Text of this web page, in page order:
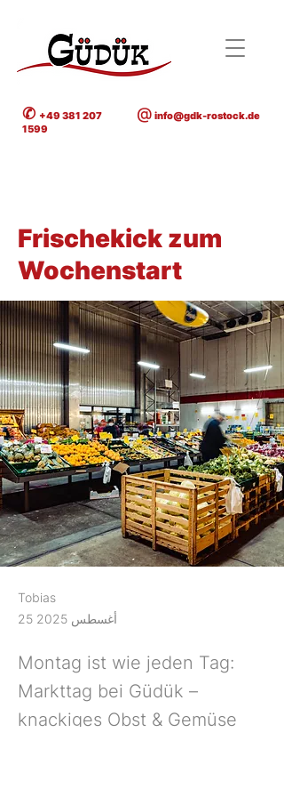
✆ +49 381 207
1599
@ info@gdk-rostock.de
Frischekick zum
Wochenstart
Tobias
25 أغسطس 2025
Montag ist wie jeden Tag:
Markttag bei Güdük –
knackiges Obst & Gemüse